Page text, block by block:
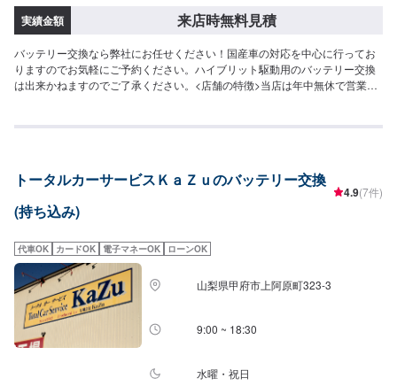
実績金額 来店時無料見積
バッテリー交換なら弊社にお任せください！国産車の対応を中心に行ってお
りますのでお気軽にご予約ください。ハイブリット駆動用のバッテリー交換
は出来かねますのでご了承ください。<店舗の特徴>当店は年中無休で営業を
士が2名おります。電気自動車、大型車の対応は出来かねますのでご了承くだ
トータルカーサービスＫａＺｕのバッテリー交換
(持ち込み)
4.9(7件)
代車OK カードOK 電子マネーOK ローンOK
山梨県甲府市上阿原町323-3
9:00 ~ 18:30
水曜・祝日